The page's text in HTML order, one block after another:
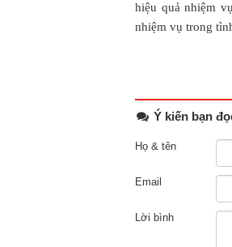
hiệu quả nhiệm
nhiệm vụ trong
Ý kiến bạn
Họ & tên
Email
Lời bình